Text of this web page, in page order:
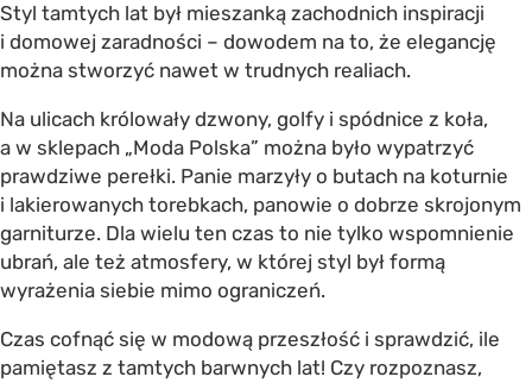
Styl tamtych lat był mieszanką zachodnich inspiracji
i domowej zaradności – dowodem na to, że elegancję
można stworzyć nawet w trudnych realiach.
Na ulicach królowały dzwony, golfy i spódnice z koła,
a w sklepach „Moda Polska” można było wypatrzyć
prawdziwe perełki. Panie marzyły o butach na koturnie
i lakierowanych torebkach, panowie o dobrze skrojonym
garniturze. Dla wielu ten czas to nie tylko wspomnienie
ubrań, ale też atmosfery, w której styl był formą
wyrażenia siebie mimo ograniczeń.
Czas cofnąć się w modową przeszłość i sprawdzić, ile
pamiętasz z tamtych barwnych lat! Czy rozpoznasz,